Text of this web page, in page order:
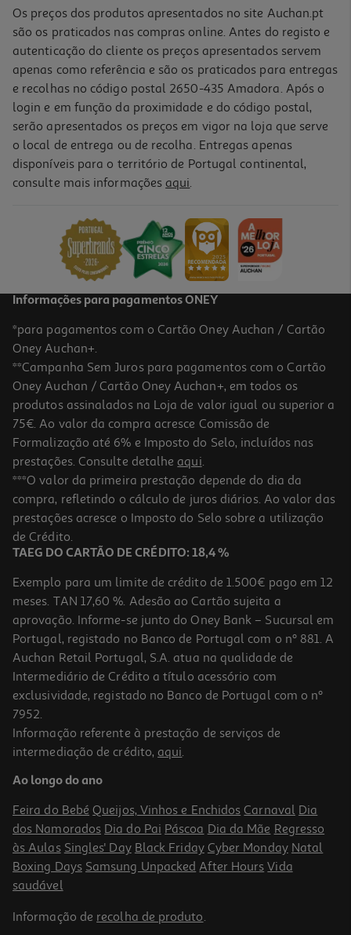
4.6
Balsamo Klorane Centaurea Bio 200ml
16,75 €
-10%
Condicionador Luna Hydrate 50ml
5.4 €/un
Price reduced from
6,00 €to
5,40 €
Promoção
-10%
Spray Luna Leave In Repair 200ml
19.8 €/un
19,80 €
Promoção
Os preços dos produtos apresentados no site Auchan.pt
são os praticados nas compras online. Antes do registo e
autenticação do cliente os preços apresentados servem
apenas como referência e são os praticados para entregas
e recolhas no código postal 2650-435 Amadora. Após o
login e em função da proximidade e do código postal,
serão apresentados os preços em vigor na loja que serve
o local de entrega ou de recolha. Entregas apenas
disponíveis para o território de Portugal continental,
consulte mais informações aqui.
Informações para pagamentos ONEY
*para pagamentos com o Cartão Oney Auchan / Cartão
Oney Auchan+.
**Campanha Sem Juros para pagamentos com o Cartão
Oney Auchan / Cartão Oney Auchan+, em todos os
produtos assinalados na Loja de valor igual ou superior a
75€. Ao valor da compra acresce Comissão de
Formalização até 6% e Imposto do Selo, incluídos nas
prestações. Consulte detalhe aqui.
***O valor da primeira prestação depende do dia da
compra, refletindo o cálculo de juros diários. Ao valor das
prestações acresce o Imposto do Selo sobre a utilização
de Crédito.
TAEG DO CARTÃO DE CRÉDITO: 18,4 %
Exemplo para um limite de crédito de 1.500€ pago em 12
meses. TAN 17,60 %. Adesão ao Cartão sujeita a
aprovação. Informe-se junto do Oney Bank – Sucursal em
Portugal, registado no Banco de Portugal com o nº 881. A
Auchan Retail Portugal, S.A. atua na qualidade de
Intermediário de Crédito a título acessório com
exclusividade, registado no Banco de Portugal com o nº
7952.
Informação referente à prestação de serviços de
intermediação de crédito, aqui.
Ao longo do ano
Feira do Bebé Queijos, Vinhos e Enchidos Carnaval Dia
dos Namorados Dia do Pai Páscoa Dia da Mãe Regresso
às Aulas Singles' Day Black Friday Cyber Monday Natal
Boxing Days Samsung Unpacked After Hours Vida
saudável
Informação de recolha de produto.